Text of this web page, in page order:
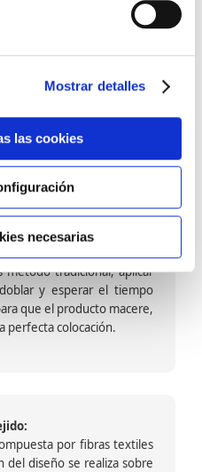
Mostrar detalles
las cookies
necesarias
base agua. En zonas de
con placas, silestone,
dañaría el papel. Su
y tira en seco, sin
sobre un soporte de
método tradicional, aplicar
y esperar el tiempo
que el producto macere,
perfecta colocación.
por fibras textiles
del diseño se realiza sobre